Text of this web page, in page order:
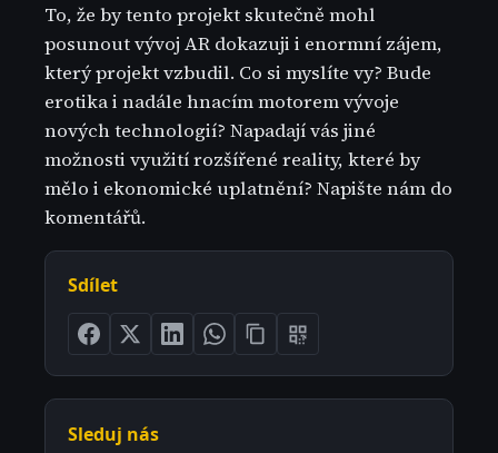
To, že by tento projekt skutečně mohl
posunout vývoj AR dokazuji i enormní zájem,
který projekt vzbudil. Co si myslíte vy? Bude
erotika i nadále hnacím motorem vývoje
nových technologií? Napadají vás jiné
možnosti využití rozšířené reality, které by
mělo i ekonomické uplatnění? Napište nám do
komentářů.
Sdílet
Sleduj nás